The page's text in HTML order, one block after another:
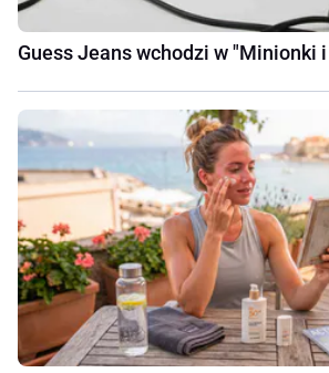
Guess Jeans wchodzi w "Minionki i